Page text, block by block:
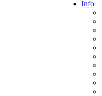
Info